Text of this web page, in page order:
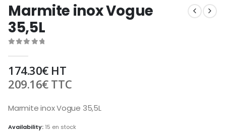
Marmite inox Vogue
35,5L
174.30€HT
209.16€TTC
Marmite inox Vogue 35,5L
Availability: 15 en stock